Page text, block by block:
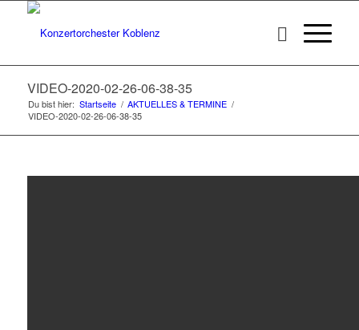
VIDEO-2020-02-26-06-38-35
Du bist hier: Startseite / AKTUELLES & TERMINE /
VIDEO-2020-02-26-06-38-35